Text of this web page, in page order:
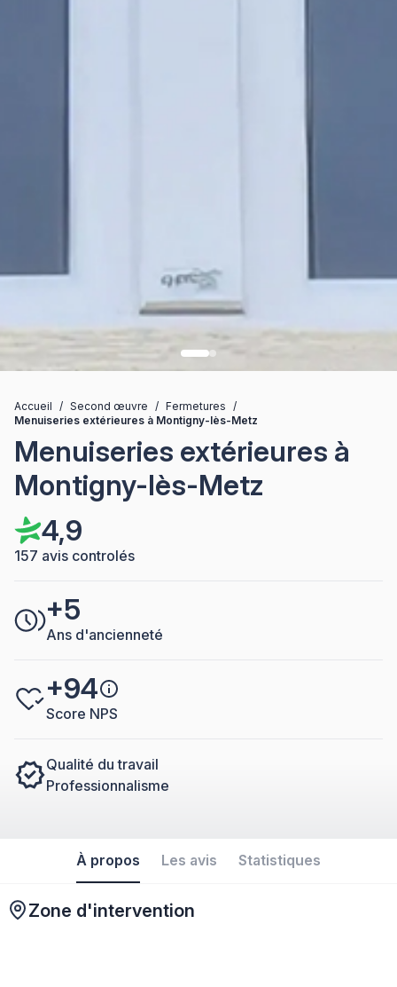
Accueil / Second œuvre / Fermetures
/
Menuiseries extérieures à Montigny-lès-Metz
Menuiseries extérieures à
Montigny-lès-Metz
4,9
157 avis controlés
+5
Ans d'ancienneté
+94
Score NPS
Qualité du travail
Professionnalisme
À propos Les avis Statistiques
Zone d'intervention